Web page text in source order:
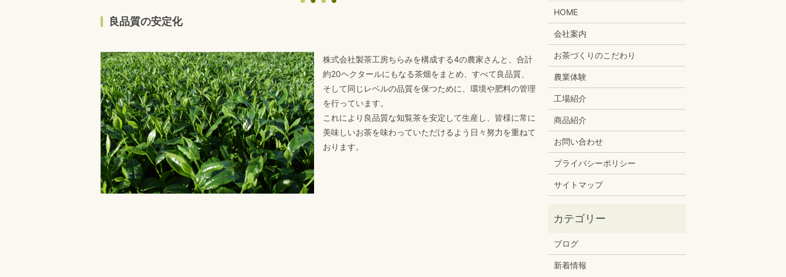
良品質の安定化
株式会社製茶工房ちらみを構成する4の農家さんと、合計
約20ヘクタールにもなる茶畑をまとめ、すべて良品質、
そして同じレベルの品質を保つために、環境や肥料の管理
を行っています。
これにより良品質な知覧茶を安定して生産し、皆様に常に
美味しいお茶を味わっていただけるよう日々努力を重ねて
おります。
HOME
会社案内
お茶づくりのこだわり
農業体験
工場紹介
商品紹介
お問い合わせ
プライバシーポリシー
サイトマップ
ブログ
新着情報